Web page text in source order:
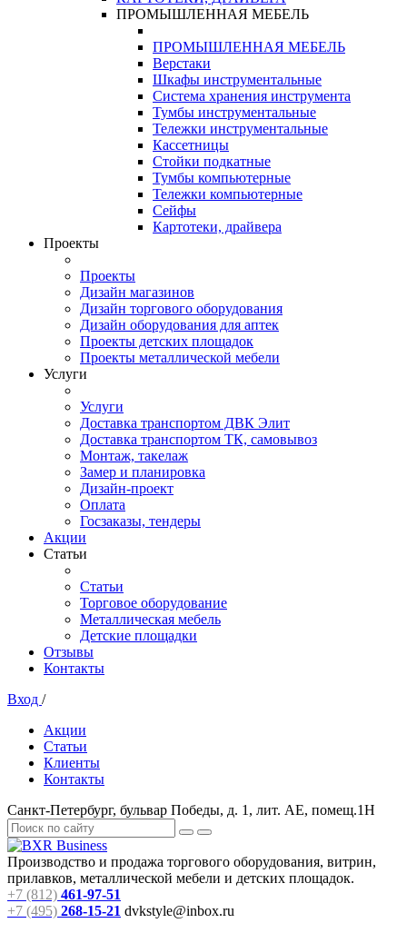
ПРОМЫШЛЕННАЯ МЕБЕЛЬ
ПРОМЫШЛЕННАЯ МЕБЕЛЬ
Верстаки
Шкафы инструментальные
Система хранения инструмента
Тумбы инструментальные
Тележки инструментальные
Кассетницы
Стойки подкатные
Тумбы компьютерные
Тележки компьютерные
Сейфы
Картотеки, драйвера
Проекты
Проекты
Дизайн магазинов
Дизайн торгового оборудования
Дизайн оборудования для аптек
Проекты детских площадок
Проекты металлической мебели
Услуги
Услуги
Доставка транспортом ДВК Элит
Доставка транспортом ТК, самовывоз
Монтаж, такелаж
Замер и планировка
Дизайн-проект
Оплата
Госзаказы, тендеры
Акции
Статьи
Статьи
Торговое оборудование
Металлическая мебель
Детские площадки
Отзывы
Контакты
Вход /
Акции
Статьи
Клиенты
Контакты
Санкт-Петербург, бульвар Победы, д. 1, лит. АЕ, помещ.1Н
Производство и продажа торгового оборудования, витрин,
прилавков, металлической мебели и детских площадок.
+7 (812) 461-97-51
+7 (495) 268-15-21 dvkstyle@inbox.ru